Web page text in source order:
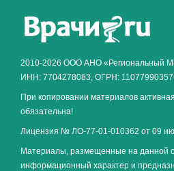
2010-2026 ООО АНО «Региональный
ИНН: 7704278083, ОГРН:
При копировании материалов
обязательна!
Лицензия № ЛО-77-01-010362 от 09
Материалы, размещенные на данной
информационный характер и